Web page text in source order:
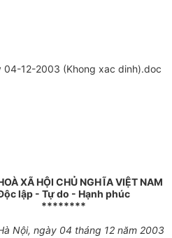
04-12-2003 (Khong xac dinh).doc
XÃ HỘI CHỦ NGHĨA VIỆT NAM
lập - Tự do - Hạnh phúc
********
Nội, ngày 04 tháng 12 năm 2003